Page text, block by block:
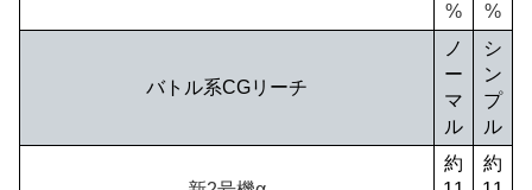
%
%
バトル系CGリーチ
ノ
ー
マ
ル
シ
ン
プ
ル
約
約